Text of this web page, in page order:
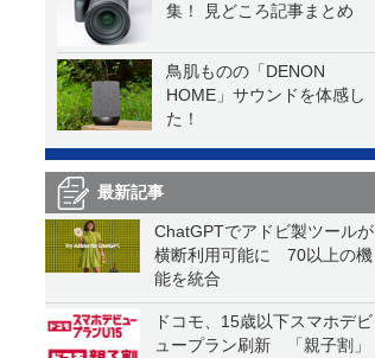
集！ 見どころ記事まとめ
鳥肌ものの「DENON
HOME」サウンドを体感し
た！
最新記事
ChatGPTでアドビ製ツールが
横断利用可能に 70以上の機
能を統合
ドコモ、15歳以下スマホデビ
ュープラン刷新 「親子割」